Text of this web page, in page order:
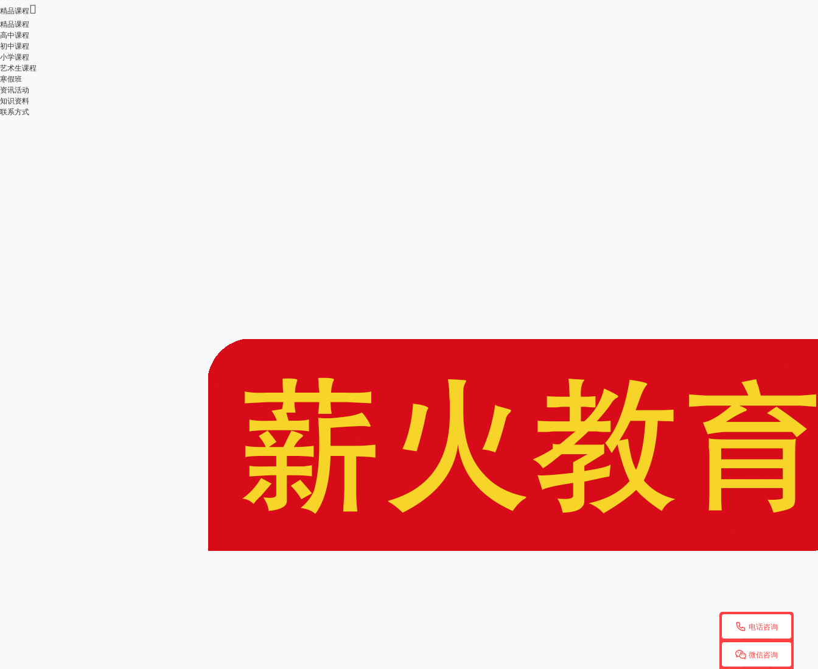
精品课程
精品课程
高中课程
初中课程
小学课程
艺术生课程
寒假班
资讯活动
知识资料
联系方式
 电话咨询
 微信咨询